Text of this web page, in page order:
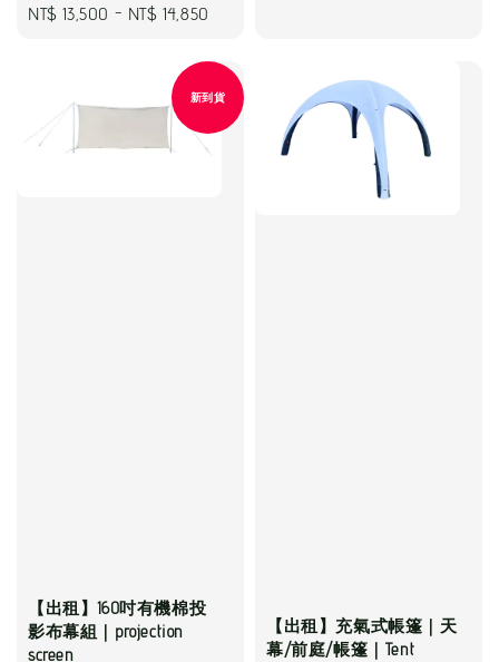
Regular
NT$ 13,500 - NT$ 14,850
新到貨
【出租】160吋有機棉投
影布幕組｜projection
screen
【出租】充氣式帳篷｜天
幕/前庭/帳篷｜Tent